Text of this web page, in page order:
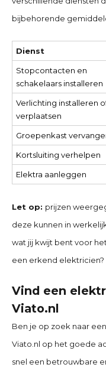
bijbehorende
Dienst
Stopcontacten en
schakelaars installeren
Verlichting installeren
verplaatsen
Groepenkast
Kortsluiting verhelpen
Elektra aanleggen
Let op: prijzen
deze kunnen in
wat jij kwijt bent voor
een erkend elektricien?
Vind een
Viato.nl
Ben je op zoek naar
Viato.nl op het goede
snel een betrouwbare